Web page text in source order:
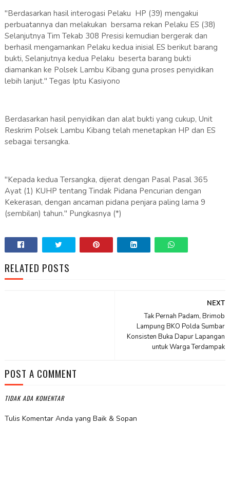
"Berdasarkan hasil interogasi Pelaku HP (39) mengakui
perbuatannya dan melakukan bersama rekan Pelaku ES (38)
Selanjutnya Tim Tekab 308 Presisi kemudian bergerak dan
berhasil mengamankan Pelaku kedua inisial ES berikut barang
bukti, Selanjutnya kedua Pelaku beserta barang bukti
diamankan ke Polsek Lambu Kibang guna proses penyidikan
lebih lanjut." Tegas Iptu Kasiyono
Berdasarkan hasil penyidikan dan alat bukti yang cukup, Unit
Reskrim Polsek Lambu Kibang telah menetapkan HP dan ES
sebagai tersangka.
"Kepada kedua Tersangka, dijerat dengan Pasal Pasal 365
Ayat (1) KUHP tentang Tindak Pidana Pencurian dengan
Kekerasan, dengan ancaman pidana penjara paling lama 9
(sembilan) tahun." Pungkasnya (*)
RELATED POSTS
NEXT
Tak Pernah Padam, Brimob
Lampung BKO Polda Sumbar
Konsisten Buka Dapur Lapangan
untuk Warga Terdampak
POST A COMMENT
TIDAK ADA KOMENTAR
Tulis Komentar Anda yang Baik & Sopan